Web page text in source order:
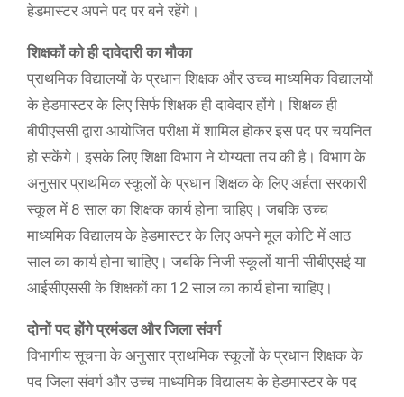
हेडमास्टर अपने पद पर बने रहेंगे।
शिक्षकों को ही दावेदारी का मौका
प्राथमिक विद्यालयों के प्रधान शिक्षक और उच्च माध्यमिक विद्यालयों
के हेडमास्टर के लिए सिर्फ शिक्षक ही दावेदार होंगे। शिक्षक ही
बीपीएससी द्वारा आयोजित परीक्षा में शामिल होकर इस पद पर चयनित
हो सकेंगे। इसके लिए शिक्षा विभाग ने योग्यता तय की है। विभाग के
अनुसार प्राथमिक स्कूलों के प्रधान शिक्षक के लिए अर्हता सरकारी
स्कूल में 8 साल का शिक्षक कार्य होना चाहिए। जबकि उच्च
माध्यमिक विद्यालय के हेडमास्टर के लिए अपने मूल कोटि में आठ
साल का कार्य होना चाहिए। जबकि निजी स्कूलों यानी सीबीएसई या
आईसीएससी के शिक्षकों का 12 साल का कार्य होना चाहिए।
दोनों पद होंगे प्रमंडल और जिला संवर्ग
विभागीय सूचना के अनुसार प्राथमिक स्कूलों के प्रधान शिक्षक के
पद जिला संवर्ग और उच्च माध्यमिक विद्यालय के हेडमास्टर के पद